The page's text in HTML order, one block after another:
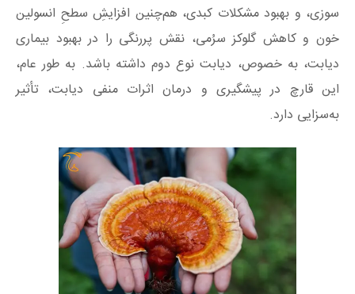
سوزی، و بهبود مشکلات کبدی، هم‌چنین افزایشِ سطحِ انسولین
خون و کاهش گلوکز سرُمی، نقش پررنگی را در بهبود بیماری
دیابت، به خصوص، دیابت نوع دوم داشته باشد. به طور عام،
این قارچ در پیشگیری و درمان اثرات منفی دیابت، تأثیر
به‌سزایی دارد.